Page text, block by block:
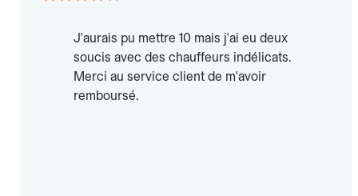
J'aurais pu mettre 10 mais j'ai eu deux
soucis avec des chauffeurs indélicats.
Merci au service client de m'avoir
remboursé.